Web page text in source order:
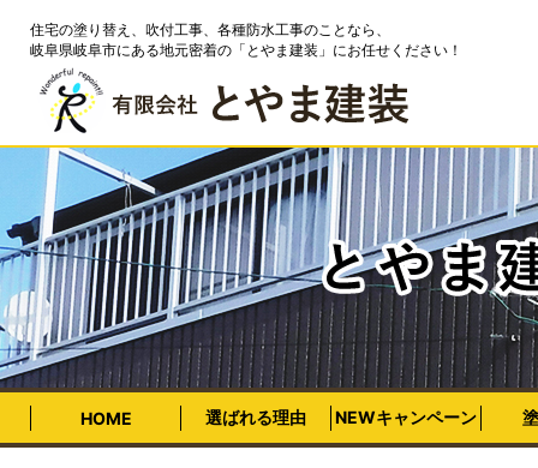
住宅の塗り替え、吹付工事、各種防水工事のことなら、
岐阜県岐阜市にある地元密着の「とやま建装」にお任せください！
HOME 選ばれる理由 NEWキャンペーン